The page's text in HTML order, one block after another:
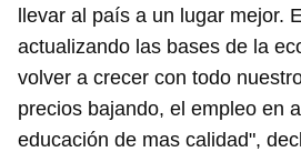
llevar al país a un lugar mejor.
actualizando las bases de la
volver a crecer con todo
precios bajando, el empleo en
educación de mas calidad",